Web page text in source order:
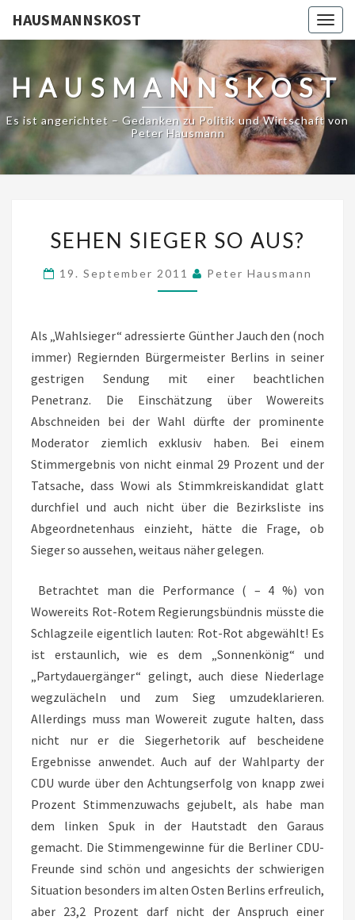
HAUSMANNSKOST
HAUSMANNSKOST
Es ist angerichtet – Gedanken zu Politik und Wirtschaft von
Peter Hausmann
SIEGER
AUS?
SEHEN SIEGER SO AUS?
19. September 2011 Peter Hausmann
Als „Wahlsieger“ adressierte Günther Jauch den (noch
immer) Regiernden Bürgermeister Berlins in seiner
gestrigen Sendung mit einer beachtlichen
Penetranz. Die Einschätzung über Wowereits
Abschneiden bei der Wahl dürfte der prominente
Moderator ziemlich exklusiv haben. Bei einem
Stimmergebnis von nicht einmal 29 Prozent und der
Tatsache, dass Wowi als Stimmkreiskandidat glatt
durchfiel und auch nicht über die Bezirksliste ins
Abgeordnetenhaus einzieht, hätte die Frage, ob
Sieger so aussehen, weitaus näher gelegen.
Betrachtet man die Performance ( – 4 %) von
Wowereits Rot-Rotem Regierungsbündnis müsste die
Schlagzeile eigentlich lauten: Rot-Rot abgewählt! Es
ist erstaunlich, wie es dem „Sonnenkönig“ und
„Partydauergänger“ gelingt, auch diese Niederlage
wegzulächeln und zum Sieg umzudeklarieren.
Allerdings muss man Wowereit zugute halten, dass
nicht nur er die Siegerhetorik auf bescheidene
Ergebnisse anwendet. Auch auf der Wahlparty der
CDU wurde über den Achtungserfolg von knapp zwei
Prozent Stimmenzuwachs gejubelt, als habe man
dem linken Spuk in der Hautstadt den Garaus
gemacht. Die Stimmengewinne für die Berliner CDU-
Freunde sind schön und angesichts der schwierigen
Situation besonders im alten Osten Berlins erfreulich,
aber 23,2 Prozent darf nicht der Anspruch einer